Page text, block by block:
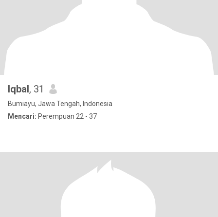
Iqbal, 31
Bumiayu, Jawa Tengah, Indonesia
Mencari: Perempuan 22 - 37